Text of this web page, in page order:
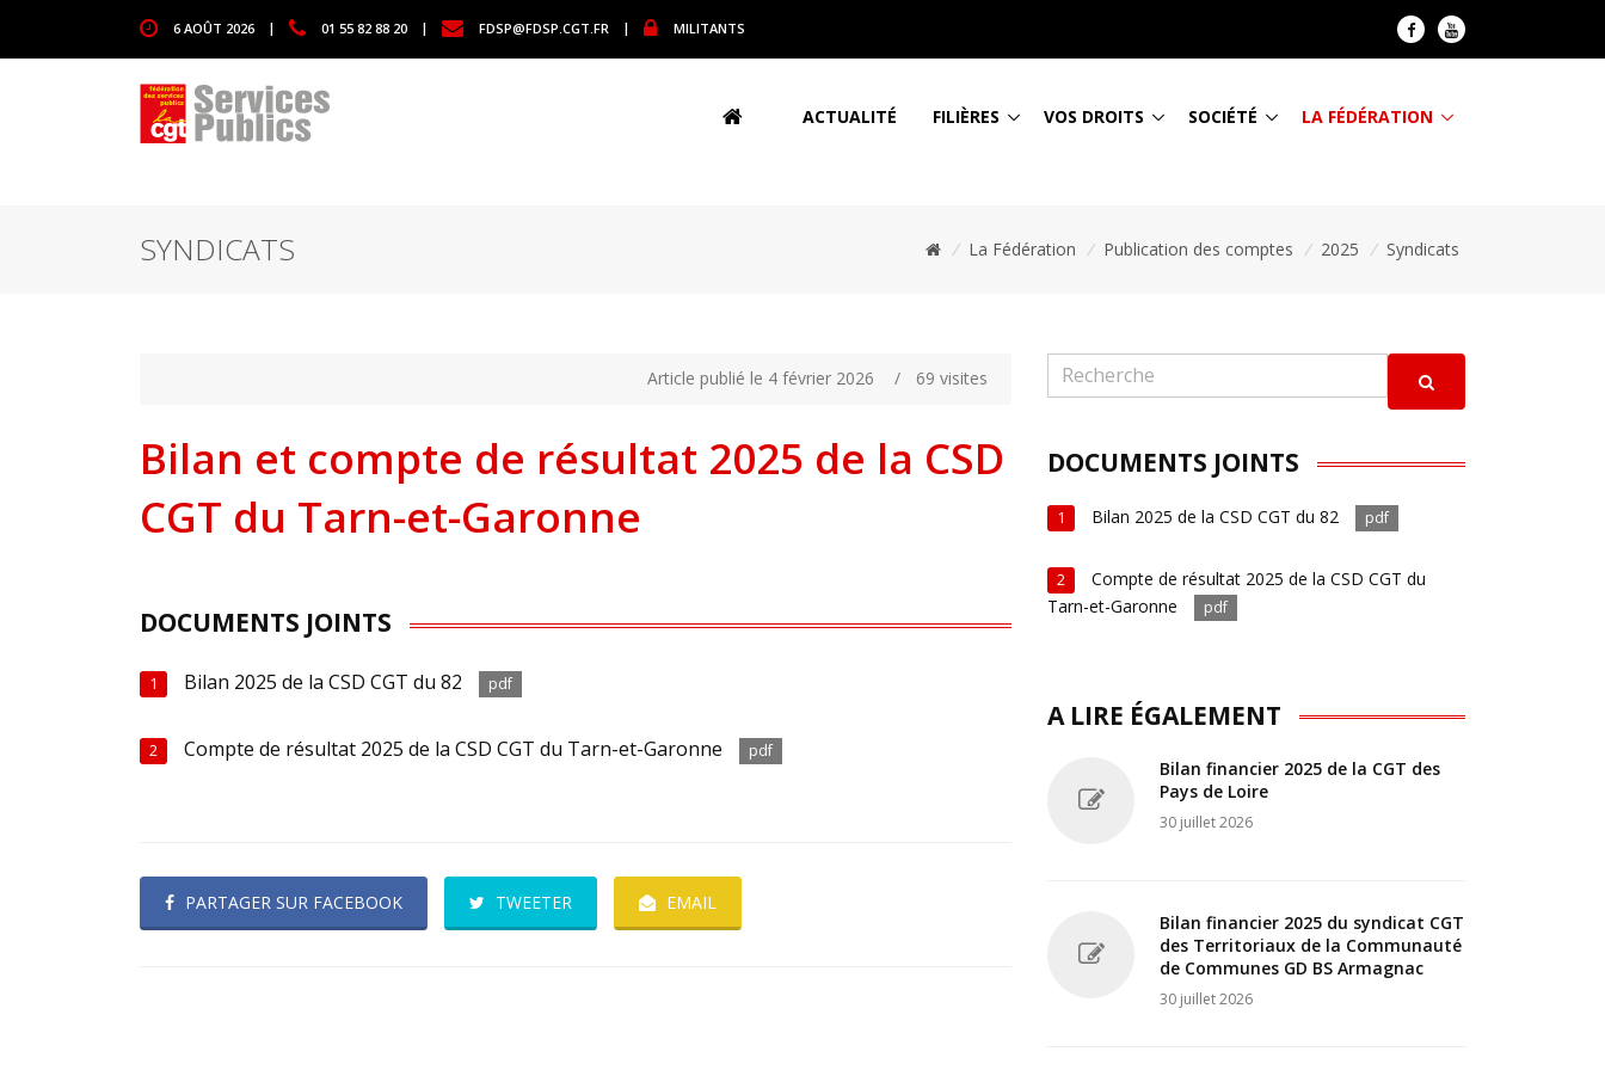
6 AOÛT 2026 | 01 55 82 88 20 | FDSP@FDSP.CGT.FR | MILITANTS
ACTUALITÉ FILIÈRES VOS DROITS SOCIÉTÉ LA FÉDÉRATION
SYNDICATS / La Fédération / Publication des comptes / 2025 / Syndicats
Article publié le 4 février 2026 / 69 visites
Bilan et compte de résultat 2025 de la CSD
CGT du Tarn-et-Garonne
DOCUMENTS JOINTS
1 Bilan 2025 de la CSD CGT du 82 pdf
2 Compte de résultat 2025 de la CSD CGT du Tarn-et-Garonne pdf
PARTAGER SUR FACEBOOK TWEETER EMAIL
DOCUMENTS JOINTS
1 Bilan 2025 de la CSD CGT du 82 pdf
2
Compte de résultat 2025 de la CSD CGT du
Tarn-et-Garonne
pdf
A LIRE ÉGALEMENT
Bilan financier 2025 de la CGT des
Pays de Loire
30 juillet 2026
Bilan financier 2025 du syndicat CGT
des Territoriaux de la Communauté
de Communes GD BS Armagnac
30 juillet 2026